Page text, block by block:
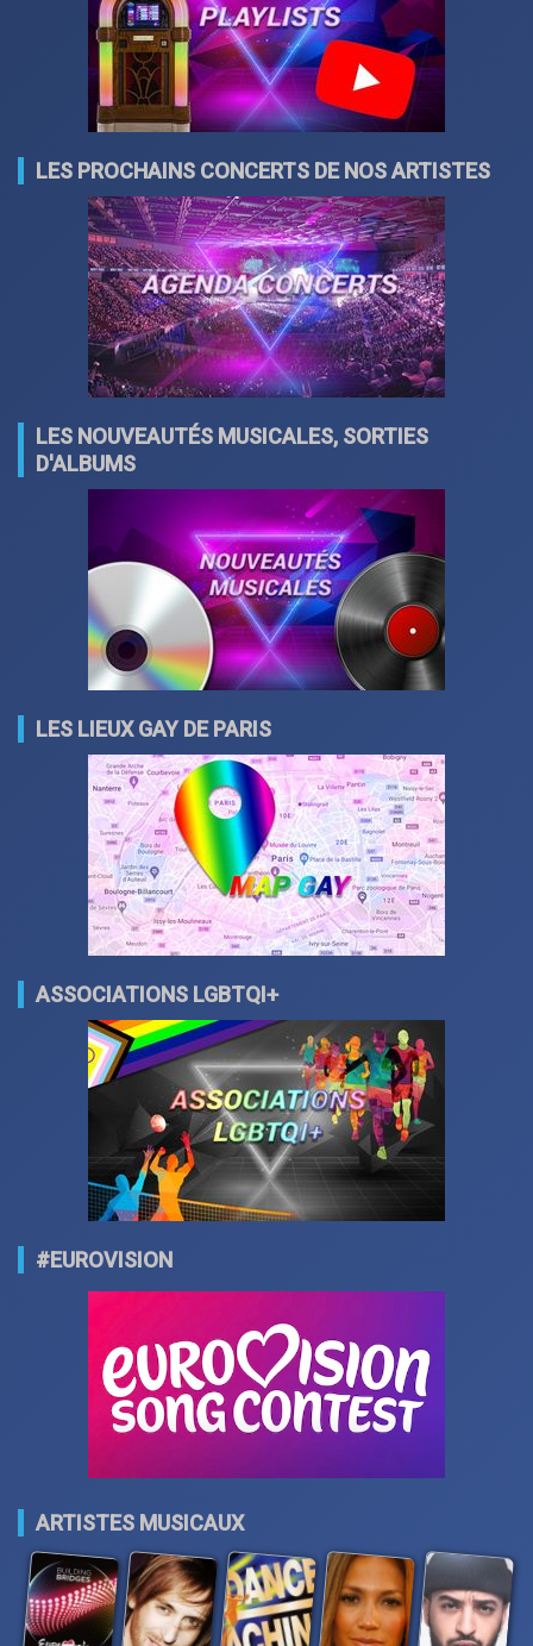
LES PROCHAINS CONCERTS DE NOS ARTISTES
LES NOUVEAUTÉS MUSICALES, SORTIES
D'ALBUMS
LES LIEUX GAY DE PARIS
ASSOCIATIONS LGBTQI+
#EUROVISION
ARTISTES MUSICAUX